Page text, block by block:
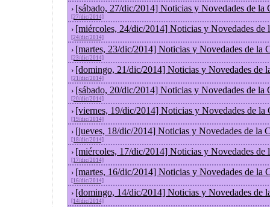
› [sábado, 27/dic/2014] Noticias y Novedades de la
[27/dic/2014]
› [miércoles, 24/dic/2014] Noticias y Novedades de
[24/dic/2014]
› [martes, 23/dic/2014] Noticias y Novedades de la
[23/dic/2014]
› [domingo, 21/dic/2014] Noticias y Novedades de
[21/dic/2014]
› [sábado, 20/dic/2014] Noticias y Novedades de la
[20/dic/2014]
› [viernes, 19/dic/2014] Noticias y Novedades de la
[19/dic/2014]
› [jueves, 18/dic/2014] Noticias y Novedades de la
[18/dic/2014]
› [miércoles, 17/dic/2014] Noticias y Novedades de
[17/dic/2014]
› [martes, 16/dic/2014] Noticias y Novedades de la
[16/dic/2014]
› [domingo, 14/dic/2014] Noticias y Novedades de
[14/dic/2014]